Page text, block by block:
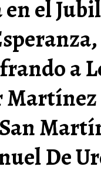
en el
a
De